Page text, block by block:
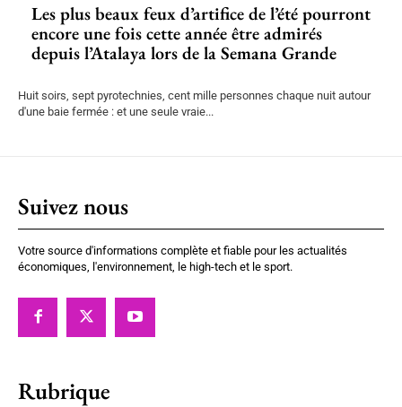
Les plus beaux feux d’artifice de l’été pourront
encore une fois cette année être admirés
depuis l’Atalaya lors de la Semana Grande
Huit soirs, sept pyrotechnies, cent mille personnes chaque nuit autour
d'une baie fermée : et une seule vraie...
Suivez nous
Votre source d'informations complète et fiable pour les actualités
économiques, l'environnement, le high-tech et le sport.
Rubrique